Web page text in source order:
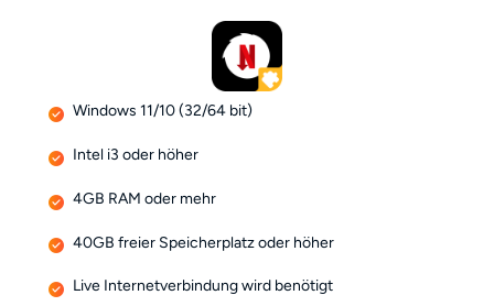
Windows 11/10 (32/64 bit)
Intel i3 oder höher
4GB RAM oder mehr
40GB freier Speicherplatz oder höher
Live Internetverbindung wird benötigt